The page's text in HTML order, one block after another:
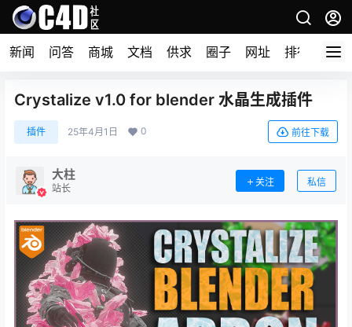
新闻 问答 商城 文档 供求 圈子 网址 排行榜
Crystalize v1.0 for blender 水晶生成插件
插件 25年4月1日 0 前往下载
大柱
站长
关注 私信